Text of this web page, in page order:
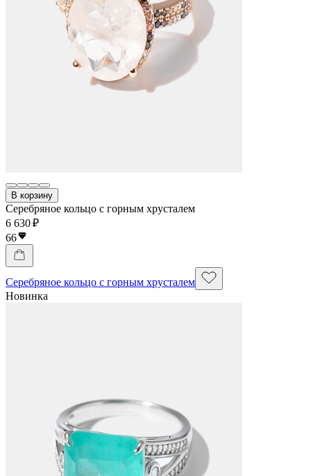
В корзину
Серебряное кольцо с горным хрусталем
6 630 ₽
66
Серебряное кольцо с горным хрусталем
Новинка